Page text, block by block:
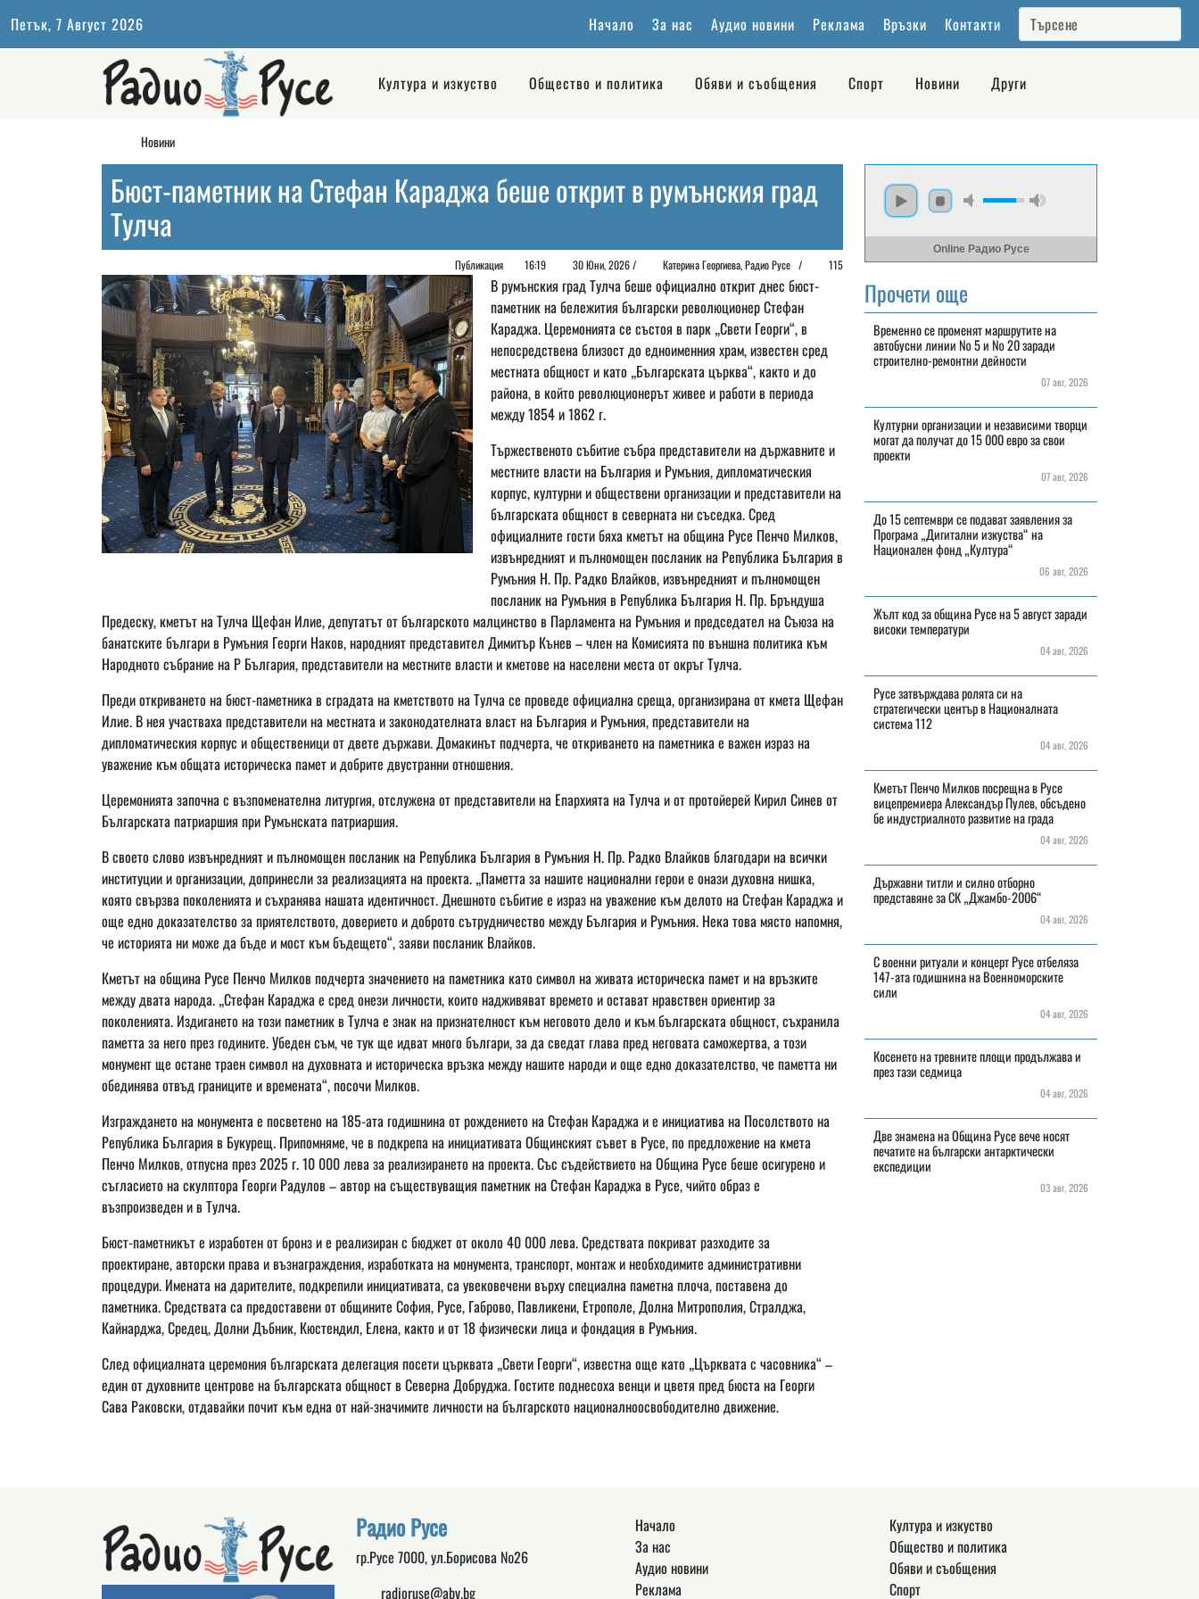
Петък, 7 Август 2026 Начало За нас Аудио новини Реклама Връзки Контакти
Култура и изкуство Общество и политика Обяви и съобщения Спорт Новини Други
Новини
Бюст-паметник на Стефан Караджа беше открит в румънския град
Тулча
Публикация 16:19 30 Юни, 2026 / Катерина Георгиева, Радио Русе / 115
В румънския град Тулча беше официално открит днес бюст-
паметник на бележития български революционер Стефан
Караджа. Церемонията се състоя в парк „Свети Георги“, в
непосредствена близост до едноименния храм, известен сред
местната общност и като „Българската църква“, както и до
района, в който революционерът живее и работи в периода
между 1854 и 1862 г.
Тържественото събитие събра представители на държавните и
местните власти на България и Румъния, дипломатическия
корпус, културни и обществени организации и представители на
българската общност в северната ни съседка. Сред
официалните гости бяха кметът на община Русе Пенчо Милков,
извънредният и пълномощен посланик на Република България в
Румъния Н. Пр. Радко Влайков, извънредният и пълномощен
посланик на Румъния в Република България Н. Пр. Бръндуша
Предеску, кметът на Тулча Щефан Илие, депутатът от българското малцинство в Парламента на Румъния и председател на Съюза на
банатските българи в Румъния Георги Наков, народният представител Димитър Кънев – член на Комисията по външна политика към
Народното събрание на Р България, представители на местните власти и кметове на населени места от окръг Тулча.
Преди откриването на бюст-паметника в сградата на кметството на Тулча се проведе официална среща, организирана от кмета Щефан
Илие. В нея участваха представители на местната и законодателната власт на България и Румъния, представители на
дипломатическия корпус и общественици от двете държави. Домакинът подчерта, че откриването на паметника е важен израз на
уважение към общата историческа памет и добрите двустранни отношения.
Церемонията започна с възпоменателна литургия, отслужена от представители на Епархията на Тулча и от протойерей Кирил Синев от
Българската патриаршия при Румънската патриаршия.
В своето слово извънредният и пълномощен посланик на Република България в Румъния Н. Пр. Радко Влайков благодари на всички
институции и организации, допринесли за реализацията на проекта. „Паметта за нашите национални герои е онази духовна нишка,
която свързва поколенията и съхранява нашата идентичност. Днешното събитие е израз на уважение към делото на Стефан Караджа и
още едно доказателство за приятелството, доверието и доброто сътрудничество между България и Румъния. Нека това място напомня,
че историята ни може да бъде и мост към бъдещето“, заяви посланик Влайков.
Кметът на община Русе Пенчо Милков подчерта значението на паметника като символ на живата историческа памет и на връзките
между двата народа. „Стефан Караджа е сред онези личности, които надживяват времето и остават нравствен ориентир за
поколенията. Издигането на този паметник в Тулча е знак на признателност към неговото дело и към българската общност, съхранила
паметта за него през годините. Убеден съм, че тук ще идват много българи, за да сведат глава пред неговата саможертва, а този
монумент ще остане траен символ на духовната и историческа връзка между нашите народи и още едно доказателство, че паметта ни
обединява отвъд границите и времената“, посочи Милков.
Изграждането на монумента е посветено на 185-ата годишнина от рождението на Стефан Караджа и е инициатива на Посолството на
Република България в Букурещ. Припомняме, че в подкрепа на инициативата Общинският съвет в Русе, по предложение на кмета
Пенчо Милков, отпусна през 2025 г. 10 000 лева за реализирането на проекта. Със съдействието на Община Русе беше осигурено и
съгласието на скулптора Георги Радулов – автор на съществуващия паметник на Стефан Караджа в Русе, чийто образ е
възпроизведен и в Тулча.
Бюст-паметникът е изработен от бронз и е реализиран с бюджет от около 40 000 лева. Средствата покриват разходите за
проектиране, авторски права и възнаграждения, изработката на монумента, транспорт, монтаж и необходимите административни
процедури. Имената на дарителите, подкрепили инициативата, са увековечени върху специална паметна плоча, поставена до
паметника. Средствата са предоставени от общините София, Русе, Габрово, Павликени, Етрополе, Долна Митрополия, Стралджа,
Кайнарджа, Средец, Долни Дъбник, Кюстендил, Елена, както и от 18 физически лица и фондация в Румъния.
След официалната церемония българската делегация посети църквата „Свети Георги“, известна още като „Църквата с часовника“ –
един от духовните центрове на българската общност в Северна Добруджа. Гостите поднесоха венци и цветя пред бюста на Георги
Сава Раковски, отдавайки почит към една от най-значимите личности на българското националноосвободително движение.
Online Радио Русе
Прочети още
Временно се променят маршрутите на
автобусни линии № 5 и № 20 заради
строително-ремонтни дейности
07 авг, 2026
Културни организации и независими творци
могат да получат до 15 000 евро за свои
проекти
07 авг, 2026
До 15 септември се подават заявления за
Програма „Дигитални изкуства“ на
Национален фонд „Култура“
06 авг, 2026
Жълт код за община Русе на 5 август заради
високи температури
04 авг, 2026
Русе затвърждава ролята си на
стратегически център в Националната
система 112
04 авг, 2026
Кметът Пенчо Милков посрещна в Русе
вицепремиера Александър Пулев, обсъдено
бе индустриалното развитие на града
04 авг, 2026
Държавни титли и силно отборно
представяне за СК „Джамбо-2006“
04 авг, 2026
С военни ритуали и концерт Русе отбеляза
147-ата годишнина на Военноморските
сили
04 авг, 2026
Косенето на тревните площи продължава и
през тази седмица
04 авг, 2026
Две знамена на Община Русе вече носят
печатите на български антарктически
експедиции
03 авг, 2026
Радио Русе
гр.Русе 7000, ул.Борисова №26
radioruse@abv.bg
Начало
За нас
Аудио новини
Реклама
Култура и изкуство
Общество и политика
Обяви и съобщения
Спорт